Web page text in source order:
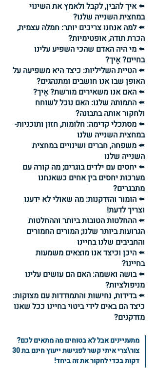
🢘 איך להבין, לקבל ולאמץ את השינוי
במחצית השנייה שלנו?
🢘 למה אנחנו צריכים יותר: חמלה עצמית,
הכרת תודה, אופטימיות?
🢘 מי היה האדם שהכי השפיע עלינו
בחיים? אֵיך?
🢘 הטיית השליליות: כיצד היא משפיעה על
האופן שבו אנו חושבים ומתנהגים?
🢘 האם אנו משאירים מורשת? אֵיך?
🢘 התמותה שלנו: האם נוכל לשוחח
ולחקור אותה בתבונה?
🢘 מסתכלי קדימה: חלומות, חזון ותוכניות-
במחצית השנייה שלנו
🢘 משפחה, חברים ושינויים במחצית
השנייה שלנו
🢘 יחסים עם ילדים בוגרים; מה קורה עם
מערכות יחסים בין אחים כשאנחנו
מתבגרים?
🢘 הומור והזדקנות: מה שאולי לא ידענו
וצריך לדעת!
🢘 ההחלטות הטובות ביותר וההחלטות
הגרועות ביותר שלנו; המורים החמורים
והחביבים שלנו בחיינו
🢘 היכן וכיצד אנו מוצאים משמעות
בחיינו?
🢘 בושה ואשמה: האם הם עושים עלינו
מניפולציות?
🢘 בדידות, נחישות והתמודדות עם מצוקות:
כיצד הם באים לידי ביטוי בחיינו ככל שאנו
מזדקנים?
מתעניינים אבל לא בטוחים מה מתאים לכם?
צור\צרי איתי קשר לפגישת ייעוץ חינם בת 30
דקות בכדי לחקור את זה ביחד!